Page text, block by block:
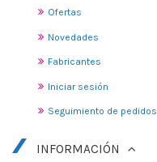
Ofertas
Novedades
Fabricantes
Iniciar sesión
Seguimiento de pedidos
INFORMACIÓN